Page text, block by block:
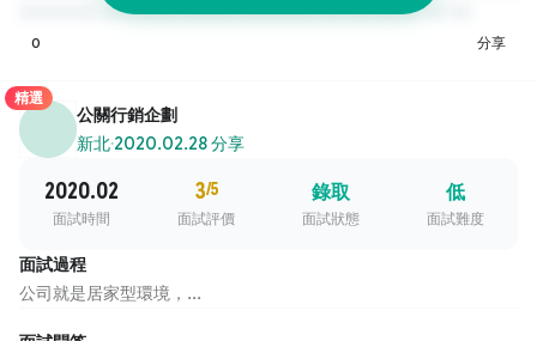
0 分享
精選
公關行銷企劃
新北·2020.02.28 分享
2020.02
面試時間
3/5
面試評價
錄取
面試狀態
低
面試難度
面試過程
公司就是居家型環境，...